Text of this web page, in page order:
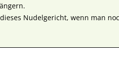
Nudelgericht, wenn man